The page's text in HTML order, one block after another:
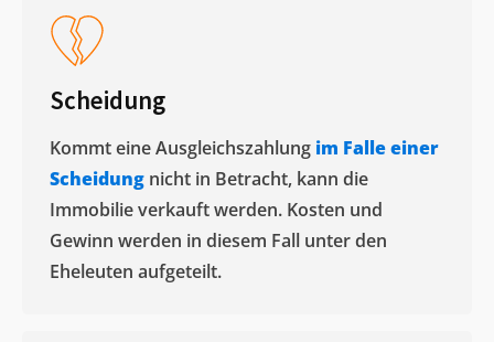
Scheidung
Kommt eine Ausgleichszahlung im Falle einer
Scheidung nicht in Betracht, kann die
Immobilie verkauft werden. Kosten und
Gewinn werden in diesem Fall unter den
Eheleuten aufgeteilt.​